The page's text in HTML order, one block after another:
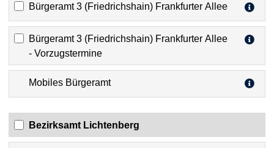
Bürgeramt 3 (Friedrichshain) Frankfurter Allee
Bürgeramt 3 (Friedrichshain) Frankfurter Allee
- Vorzugstermine
Mobiles Bürgeramt
Bezirksamt Lichtenberg